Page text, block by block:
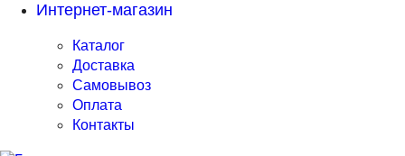
Интернет-магазин
Каталог
Доставка
Самовывоз
Оплата
Контакты